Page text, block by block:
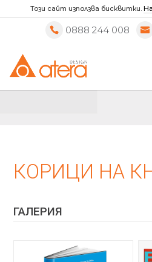
0888 244 008
КОРИЦИ НА
ГАЛЕРИЯ
Този сайт използва бисквитки.